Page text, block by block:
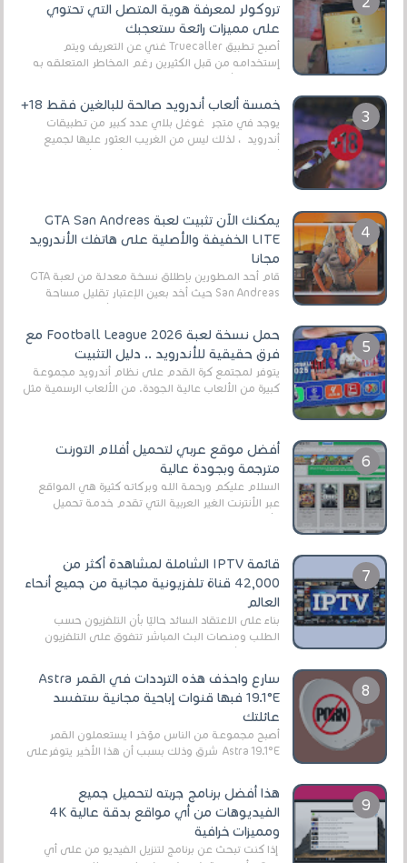
تروكولر لمعرفة هوية المتصل التي تحتوي
على مميزات رائعة ستعجبك
أصبح تطبيق Truecaller غني عن التعريف ويتم
إستخدامه من قبل الكثيرين رغم المخاطر المتعلقه به
خمسة ألعاب أندرويد صالحة للبالغين فقط 18+
يوجد في متجر غوغل بلاي عدد كبير من تطبيقات
أندرويد ، لذلك ليس من الغريب العثور عليها لجميع
يمكنك الآن تثبيت لعبة GTA San Andreas
LITE الخفيفة والأصلية على هاتفك الأندرويد
مجانا
قام أحد المطورين بإطلاق نسخة معدلة من لعبة GTA
San Andreas حيث أخد بعين الإعتبار تقليل مساحة
حمل نسخة لعبة Football League 2026 مع
فرق حقيقية للأندرويد .. دليل التثبيت
يتوفر لمجتمع كرة القدم على نظام أندرويد مجموعة
كبيرة من الألعاب عالية الجودة. من الألعاب الرسمية مثل
أفضل موقع عربي لتحميل أفلام التورنت
مترجمة وبجودة عالية
السلام عليكم ورحمة الله وبركاته كثيرة هي المواقع
عبر الأنترنت الغير العربية التي تقدم خدمة تحميل
الأفلام على التورنت ، ومعظم هذه المواقع ل...
قائمة IPTV الشاملة لمشاهدة أكثر من
42,000 قناة تلفزيونية مجانية من جميع أنحاء
العالم
بناءً على الاعتقاد السائد حاليًا بأن التلفزيون حسب
الطلب ومنصات البث المباشر تتفوق على التلفزيون
الرقمي الأرضي التقليدي، يُعدّ IPTV-org خيار...
سارع واحذف هذه الترددات في القمر Astra
19.1°E فبها قنوات إباحية مجانية ستفسد
عائلتك
أصبح مجموعة من الناس مؤخر ا يستعملون القمر
Astra 19.1°E شرق وذلك بسبب أن هذا الأخير يتوفرعلى
هذا أفضل برنامج جربته لتحميل جميع
الفيديوهات من أي مواقع بدقة عالية 4K
ومميزات خرافية
إذا كنت تبحث عن برنامج لتنزيل الفيديو من على أي